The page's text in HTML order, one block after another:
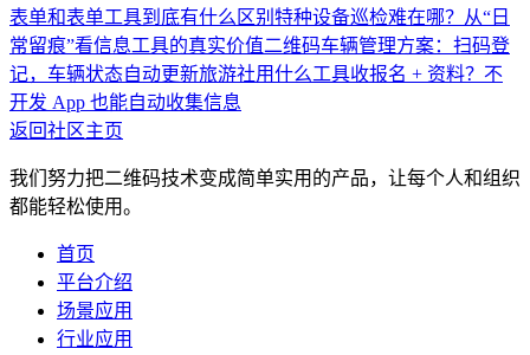
表单和表单工具到底有什么区别 特种设备巡检难在哪？从“日
常留痕”看信息工具的真实价值二维码车辆管理方案：扫码登
记，车辆状态自动更新旅游社用什么工具收报名 + 资料？不
开发 App 也能自动收集信息
返回社区主页
我们努力把二维码技术变成简单实用的产品，让每个人和组织
都能轻松使用。
首页
平台介绍
场景应用
行业应用